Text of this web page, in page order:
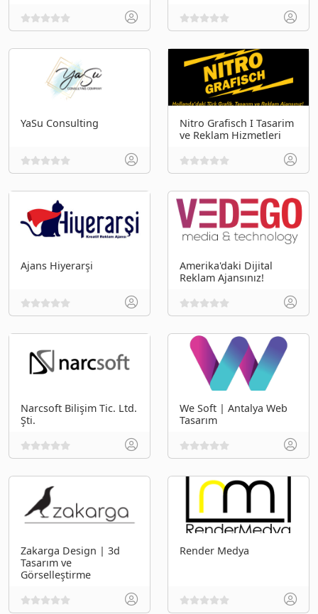
YaSu Consulting
Nitro Grafisch I Tasarim
ve Reklam Hizmetleri
Ajans Hiyerarşi
Amerika'daki Dijital
Reklam Ajansınız!
Narcsoft Bilişim Tic. Ltd.
Şti.
We Soft | Antalya Web
Tasarım
Zakarga Design | 3d
Tasarım ve
Görselleştirme
Render Medya